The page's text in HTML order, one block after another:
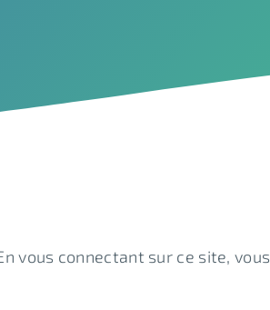
vous connectant sur ce site, vous